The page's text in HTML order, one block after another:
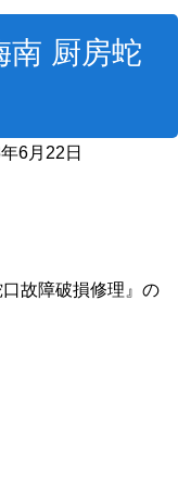
南 厨房蛇
6月22日
故障破損修理』の